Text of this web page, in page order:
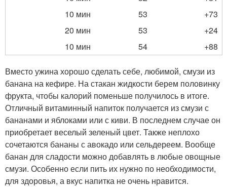
10 мин
53
+73
20 мин
53
+24
10 мин
54 +88
Вместо ужина хорошо сделать себе, любимой, смузи из
банана на кефире. На стакан жидкости берем половинку
фрукта, чтобы калорий поменьше получилось в итоге.
Отличный витаминный напиток получается из смузи с
бананами и яблоками или с киви. В последнем случае он
приобретает веселый зеленый цвет. Также неплохо
сочетаются бананы с авокадо или сельдереем. Вообще
банан для сладости можно добавлять в любые овощные
смузи. Особенно если пить их нужно по необходимости,
для здоровья, а вкус напитка не очень нравится.